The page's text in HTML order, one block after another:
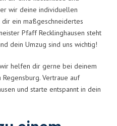
wir deine individuellen
ein maßgeschneidertes
Pfaff Recklinghausen steht
dein Umzug sind uns wichtig!
helfen dir gerne bei deinem
Regensburg. Vertraue auf
und starte entspannt in dein